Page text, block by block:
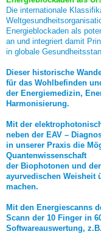
Die internationale
Energieblockaden als
an und integriert damit
in globale
Dieser historische
für das Wohlbefinden
der Energiemedizin,
Harmonisierung.
Mit der
neben der EAV –
in unserer Praxis die
Quantenwissenschaft
der Biophotonen und
ayurvedischen Weisheit
machen.
Mit den Energiescanns
Scann der 10 Finger in
Softwareauswertung, z.B.